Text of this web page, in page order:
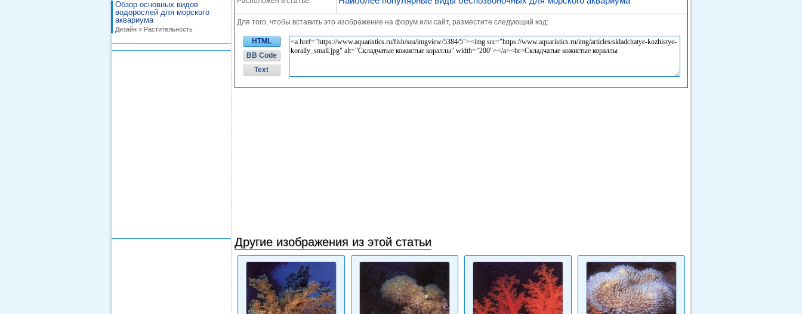
Обзор основных видов
водорослей для морского
аквариума
Дизайн » Растительность
Для того, чтобы вставить это изображение на форум или сайт, разместите следующий код:
HTML
BB Code
Text
Другие изображения из этой статьи